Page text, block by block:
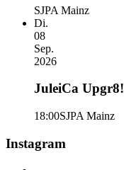
SJPA Mainz
Di.
08
Sep.
2026
JuleiCa Upgr8!
18:00SJPA Mainz
Instagram